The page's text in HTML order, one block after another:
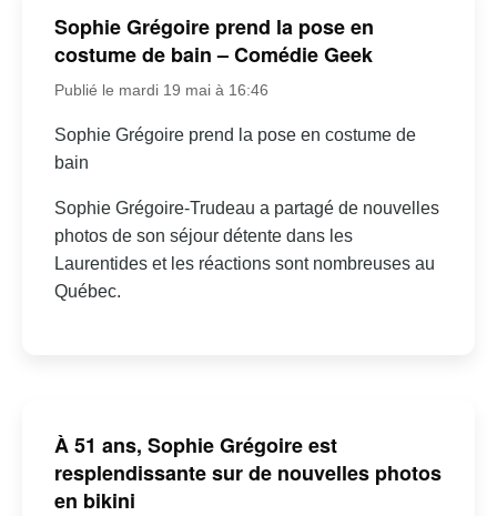
Sophie Grégoire prend la pose en
costume de bain – Comédie Geek
Publié le mardi 19 mai à 16:46
Sophie Grégoire prend la pose en costume de
bain
Sophie Grégoire-Trudeau a partagé de nouvelles
photos de son séjour détente dans les
Laurentides et les réactions sont nombreuses au
Québec.
À 51 ans, Sophie Grégoire est
resplendissante sur de nouvelles photos
en bikini